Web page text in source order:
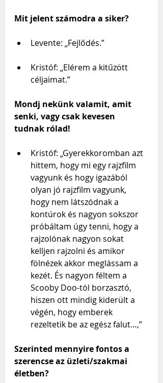
Mit jelent számodra a siker?
Levente: „Fejlődés.”
Kristóf: „Elérem a kitűzött
céljaimat.”
Mondj nekünk valamit, amit
senki, vagy csak kevesen
tudnak rólad!
Kristóf: „Gyerekkoromban azt
hittem, hogy mi egy rajzfilm
vagyunk és hogy igazából
olyan jó rajzfilm vagyunk,
hogy nem látszódnak a
kontúrok és nagyon sokszor
próbáltam úgy tenni, hogy a
rajzolónak nagyon sokat
kelljen rajzolni és amikor
fölnézek akkor meglássam a
kezét. És nagyon féltem a
Scooby Doo-tól borzasztó,
hiszen ott mindig kiderült a
végén, hogy emberek
rezeltetik be az egész falut…,”
Szerinted mennyire fontos a
szerencse az üzleti/szakmai
életben?